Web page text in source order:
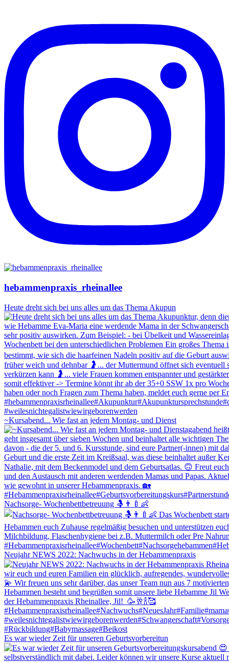
hebammenpraxis_rheinallee
Heute dreht sich bei uns alles um das Thema Akupun
~Kursabend... Wie fast an jedem Montag- und Dienst
Nachsorge- Wochenbettbetreuung 🤱👨‍🍼👶
Neujahr NEWS 2022: Nachwuchs in der Hebammenpraxis
Es war wieder Zeit für unseren Geburtsvorbereitun